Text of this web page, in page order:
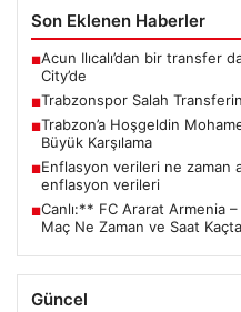
Son Eklenen Haberler
■Acun Ilıcalı’dan bir transfer
City’de
■Trabzonspor Salah
■Trabzon’a Hoşgeldin
Büyük Karşılama
■Enflasyon verileri ne zaman
enflasyon verileri
■Canlı:** FC Ararat Armenia –
Maç Ne Zaman ve Saat
Güncel